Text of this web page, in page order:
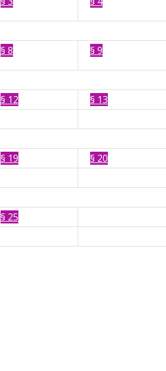
§ 8 § 9
§ 12
§ 13
§ 19
§ 20
§ 25